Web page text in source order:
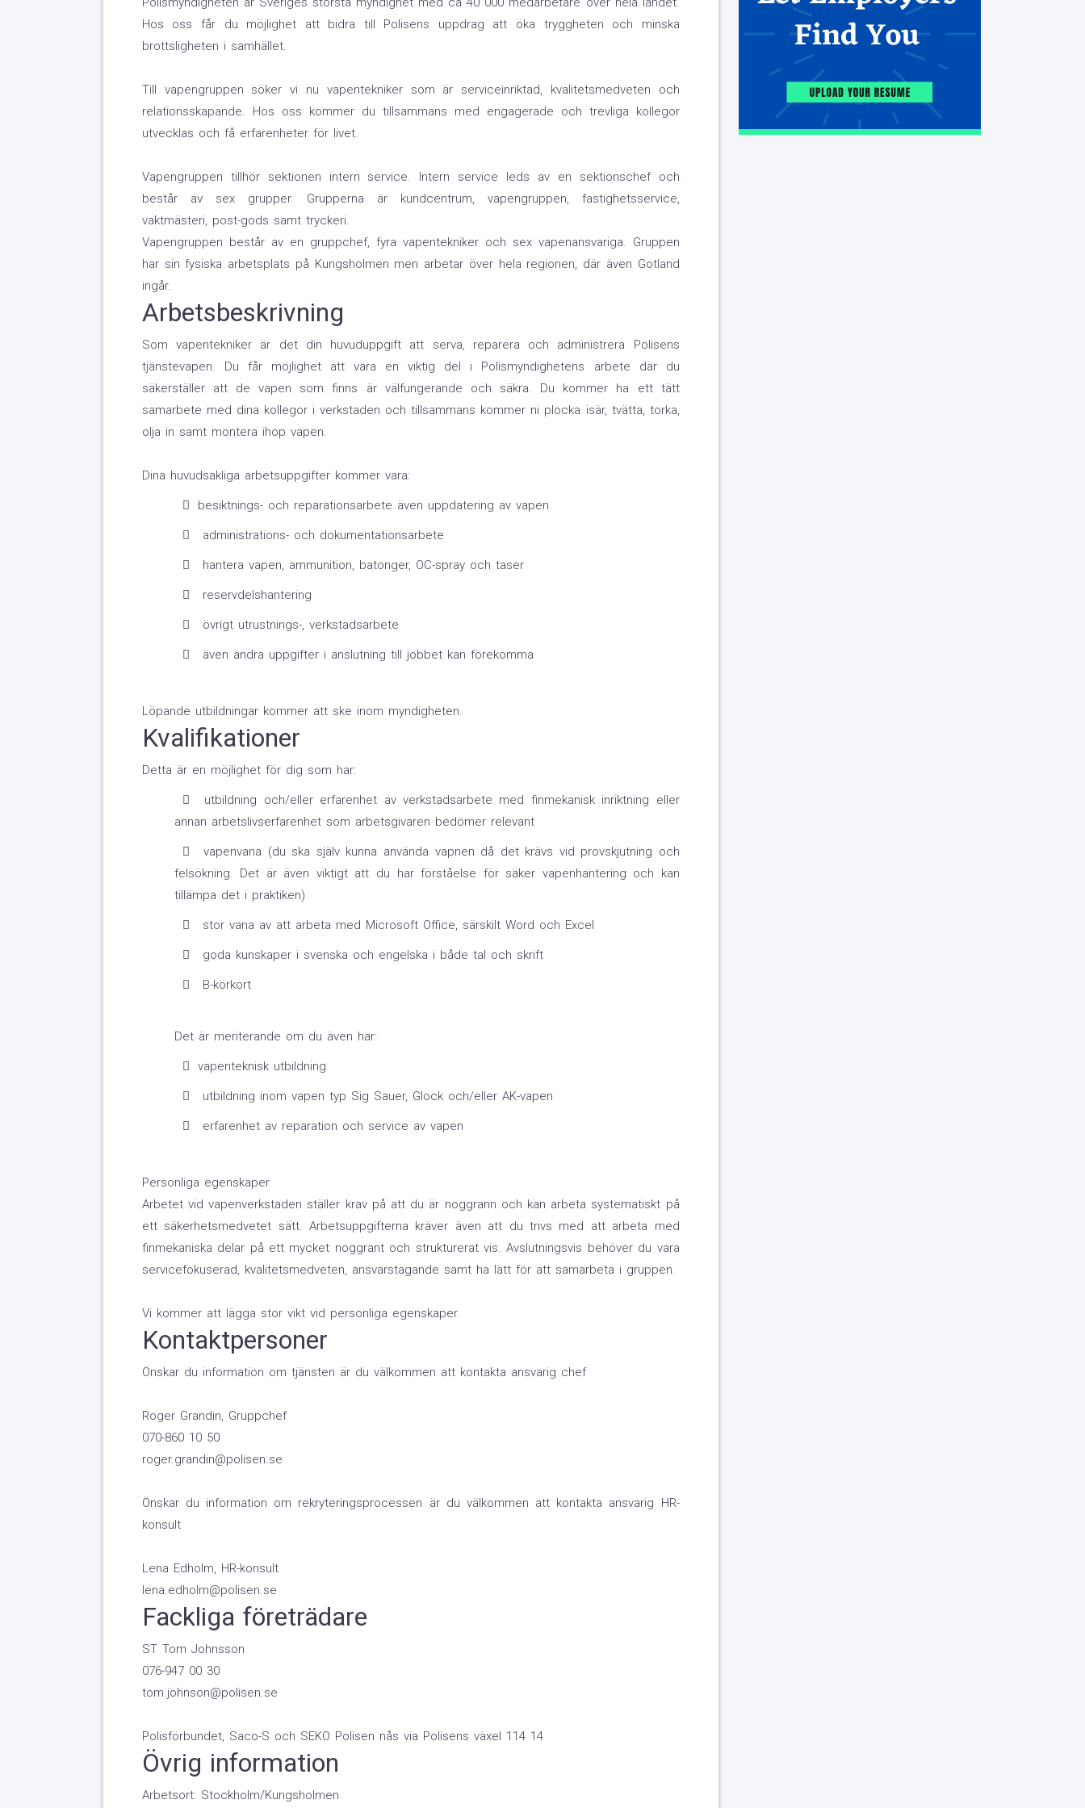
Hos oss får du möjlighet att bidra till Polisens uppdrag att öka tryggheten och minska
brottsligheten i samhället.
Till vapengruppen söker vi nu vapentekniker som är serviceinriktad, kvalitetsmedveten och
relationsskapande. Hos oss kommer du tillsammans med engagerade och trevliga kollegor
utvecklas och få erfarenheter för livet.
Vapengruppen tillhör sektionen intern service. Intern service leds av en sektionschef och
består av sex grupper. Grupperna är kundcentrum, vapengruppen, fastighetsservice,
vaktmästeri, post-gods samt tryckeri.
Vapengruppen består av en gruppchef, fyra vapentekniker och sex vapenansvariga. Gruppen
har sin fysiska arbetsplats på Kungsholmen men arbetar över hela regionen, där även Gotland
ingår.
Arbetsbeskrivning
Som vapentekniker är det din huvuduppgift att serva, reparera och administrera Polisens
tjänstevapen. Du får möjlighet att vara en viktig del i Polismyndighetens arbete där du
säkerställer att de vapen som finns är välfungerande och säkra. Du kommer ha ett tätt
samarbete med dina kollegor i verkstaden och tillsammans kommer ni plocka isär, tvätta, torka,
olja in samt montera ihop vapen.
Dina huvudsakliga arbetsuppgifter kommer vara:
besiktnings- och reparationsarbete även uppdatering av vapen
administrations- och dokumentationsarbete
hantera vapen, ammunition, batonger, OC-spray och taser
reservdelshantering
övrigt utrustnings-, verkstadsarbete
även andra uppgifter i anslutning till jobbet kan förekomma
Löpande utbildningar kommer att ske inom myndigheten.
Kvalifikationer
Detta är en möjlighet för dig som har:
utbildning och/eller erfarenhet av verkstadsarbete med finmekanisk inriktning eller
annan arbetslivserfarenhet som arbetsgivaren bedömer relevant
vapenvana (du ska själv kunna använda vapnen då det krävs vid provskjutning och
felsökning. Det är även viktigt att du har förståelse för säker vapenhantering och kan
tillämpa det i praktiken)
stor vana av att arbeta med Microsoft Office, särskilt Word och Excel
goda kunskaper i svenska och engelska i både tal och skrift
B-körkort
Det är meriterande om du även har:
vapenteknisk utbildning
utbildning inom vapen typ Sig Sauer, Glock och/eller AK-vapen
erfarenhet av reparation och service av vapen
Personliga egenskaper
Arbetet vid vapenverkstaden ställer krav på att du är noggrann och kan arbeta systematiskt på
ett säkerhetsmedvetet sätt. Arbetsuppgifterna kräver även att du trivs med att arbeta med
finmekaniska delar på ett mycket noggrant och strukturerat vis. Avslutningsvis behöver du vara
servicefokuserad, kvalitetsmedveten, ansvarstagande samt ha lätt för att samarbeta i gruppen.
Vi kommer att lägga stor vikt vid personliga egenskaper.
Kontaktpersoner
Önskar du information om tjänsten är du välkommen att kontakta ansvarig chef
Roger Grandin, Gruppchef
070-860 10 50
roger.grandin@polisen.se
Önskar du information om rekryteringsprocessen är du välkommen att kontakta ansvarig HR-
konsult
Lena Edholm, HR-konsult
lena.edholm@polisen.se
Fackliga företrädare
ST Tom Johnsson
076-947 00 30
tom.johnson@polisen.se
Polisförbundet, Saco-S och SEKO Polisen nås via Polisens växel 114 14
Övrig information
Arbetsort: Stockholm/Kungsholmen